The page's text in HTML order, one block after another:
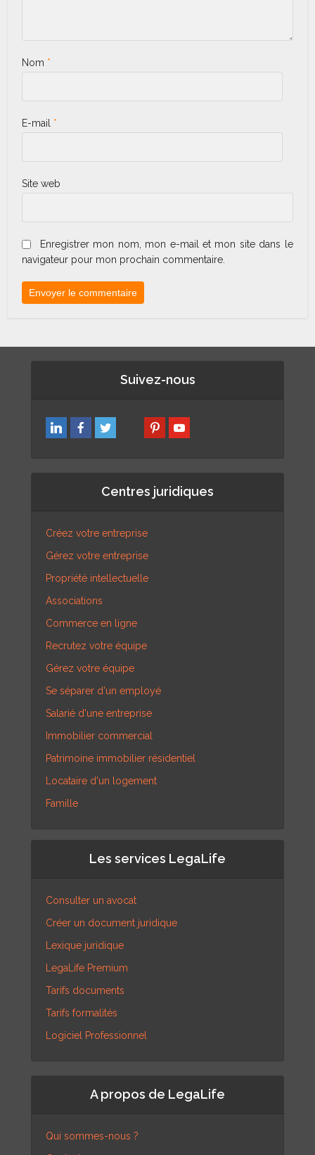
Nom *
E-mail *
Site web
Enregistrer mon nom, mon e-mail et mon site dans le
navigateur pour mon prochain commentaire.
Suivez-nous
Centres juridiques
Créez votre entreprise
Gérez votre entreprise
Propriété intellectuelle
Associations
Commerce en ligne
Recrutez votre équipe
Gérez votre équipe
Se séparer d'un employé
Salarié d'une entreprise
Immobilier commercial
Patrimoine immobilier résidentiel
Locataire d'un logement
Famille
Les services LegaLife
Consulter un avocat
Créer un document juridique
Lexique juridique
LegaLife Premium
Tarifs documents
Tarifs formalités
Logiciel Professionnel
A propos de LegaLife
Qui sommes-nous ?